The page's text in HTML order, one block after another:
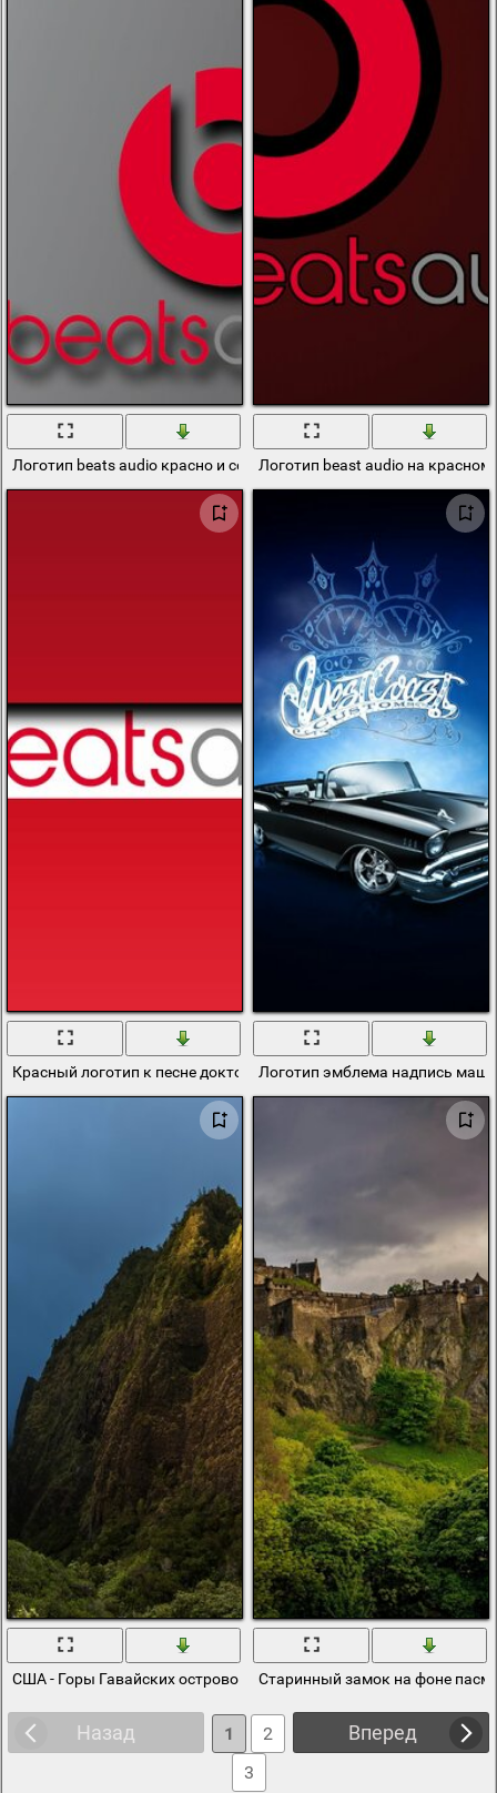
Логотип beats audio красно и серый фонЛоготип beast audio на красном
Красный логотип к песне доктора дре стильные обои
Логотип эмблема надпись
США - Горы Гавайских островов на фоне синего неба
Старинный замок на фоне
Назад Вперед
1
2
3